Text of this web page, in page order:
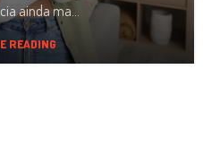
ainda ma...
READING